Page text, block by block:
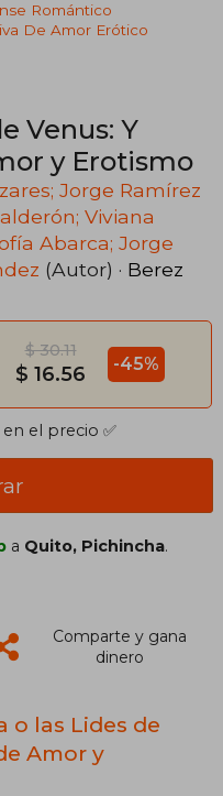
Romántico
De Amor Erótico
Venus: Y
y Erotismo
Jorge Ramírez
Viviana
Abarca; Jorge
(Autor) · Berez
$ 30.11
$ 16.56 -45%
el precio ✅
a Quito, Pichincha.
Comparte y gana
dinero
o las Lides de
Amor y